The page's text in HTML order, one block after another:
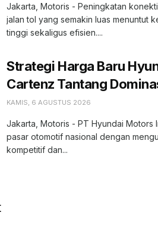
Jakarta, Motoris - Peningkatan
jalan tol yang semakin luas menuntut
tinggi sekaligus efisien....
Strategi Harga Baru
Cartenz Tantang
KAMIS, 6 AGUSTUS 2026
Jakarta, Motoris - PT Hyundai Motors
pasar otomotif nasional dengan
kompetitif dan...